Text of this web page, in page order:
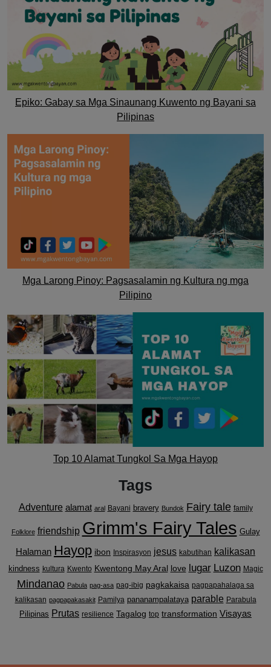
Epiko: Gabay sa Mga Sinaunang Kuwento ng Bayani sa
Pilipinas
Mga Larong Pinoy: Pagsasalamin ng Kultura ng mga
Pilipino
Top 10 Alamat Tungkol Sa Mga Hayop
Tags
Adventure alamat aral Bayani bravery Bundok Fairy tale family
Folklore friendship Grimm's Fairy Tales Gulay
Halaman Hayop ibon Inspirasyon jesus kabutihan kalikasan
kindness kultura Kwento Kwentong May Aral love lugar Luzon Magic
Mindanao Pabula pag-asa pag-ibig pagkakaisa pagpapahalaga sa
kalikasan pagpapakasakit Pamilya pananampalataya parable Parabula
Pilipinas Prutas resilience Tagalog top transformation Visayas